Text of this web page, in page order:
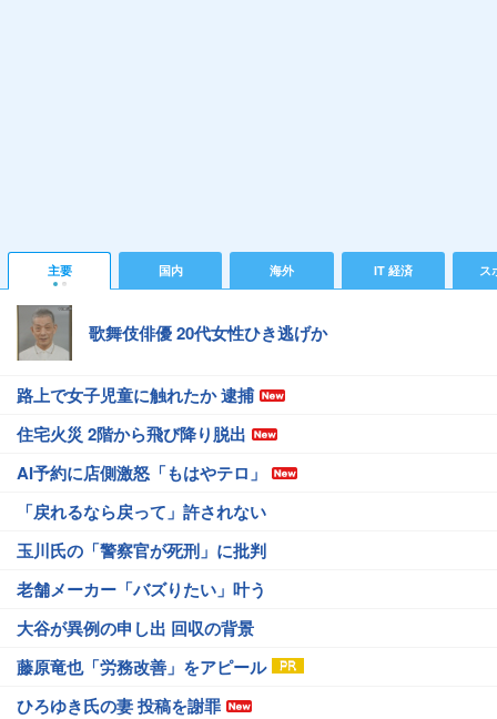
主要 国内 海外 IT 経済 ス
歌舞伎俳優 20代女性ひき逃げか
路上で女子児童に触れたか 逮捕
住宅火災 2階から飛び降り脱出
AI予約に店側激怒「もはやテロ」
「戻れるなら戻って」許されない
玉川氏の「警察官が死刑」に批判
老舗メーカー「バズりたい」叶う
大谷が異例の申し出 回収の背景
藤原竜也「労務改善」をアピール
ひろゆき氏の妻 投稿を謝罪